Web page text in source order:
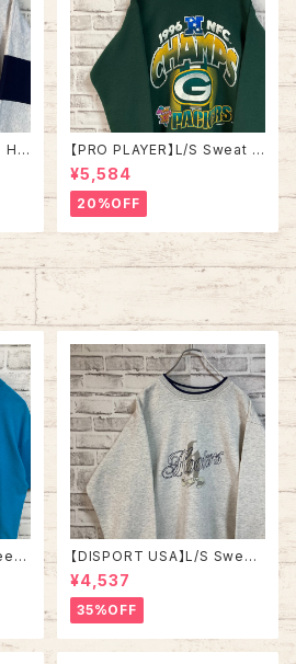
Hal
ナ
【PRO PLAYER】L/S Sweat L
相当 90s Made in USA “PA
CKERS” NFL チームモノ スウ
ェット トレーナー USA製 チーム
ロゴ 1996 CHAMPS 優勝記念
深緑 アメリカ USA 古着
¥5,584
20%OFF
L
【DISPORT USA】L/S Sweat
L 00s “ Hooters ” プロモー
ション スウェット トレーナー Y2
K 企業モノ 刺繍ロゴ リブライン
アメリカ USA 古着
¥4,537
35%OFF